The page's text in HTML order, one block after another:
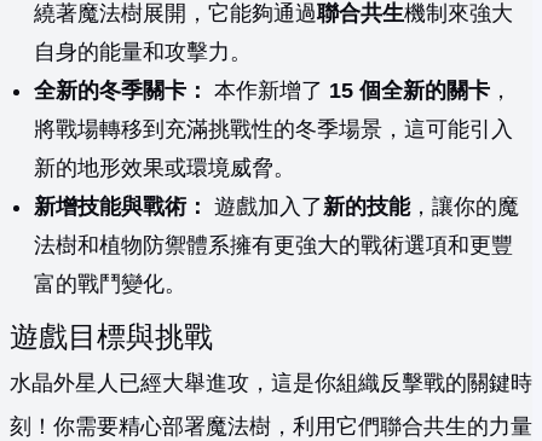
繞著魔法樹展開，它能夠通過聯合共生機制來強大
自身的能量和攻擊力。
全新的冬季關卡： 本作新增了 15 個全新的關卡 ，
將戰場轉移到充滿挑戰性的冬季場景，這可能引入
新的地形效果或環境威脅。
新增技能與戰術： 遊戲加入了新的技能，讓你的魔
法樹和植物防禦體系擁有更強大的戰術選項和更豐
富的戰鬥變化。
遊戲目標與挑戰
水晶外星人已經大舉進攻，這是你組織反擊戰的關鍵時
刻！你需要精心部署魔法樹，利用它們聯合共生的力量